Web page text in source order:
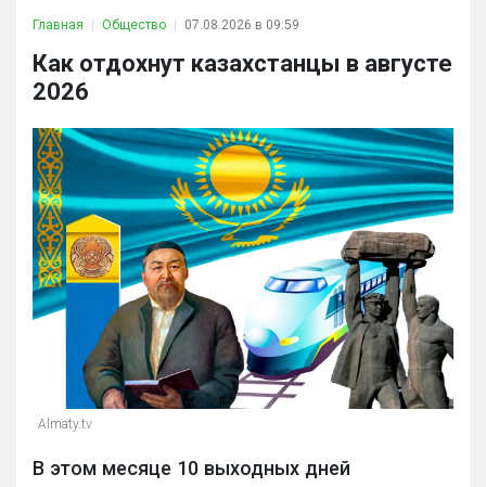
Главная Общество 07.08.2026 в 09:59
Как отдохнут казахстанцы в августе
2026
Almaty.tv
В этом месяце 10 выходных дней